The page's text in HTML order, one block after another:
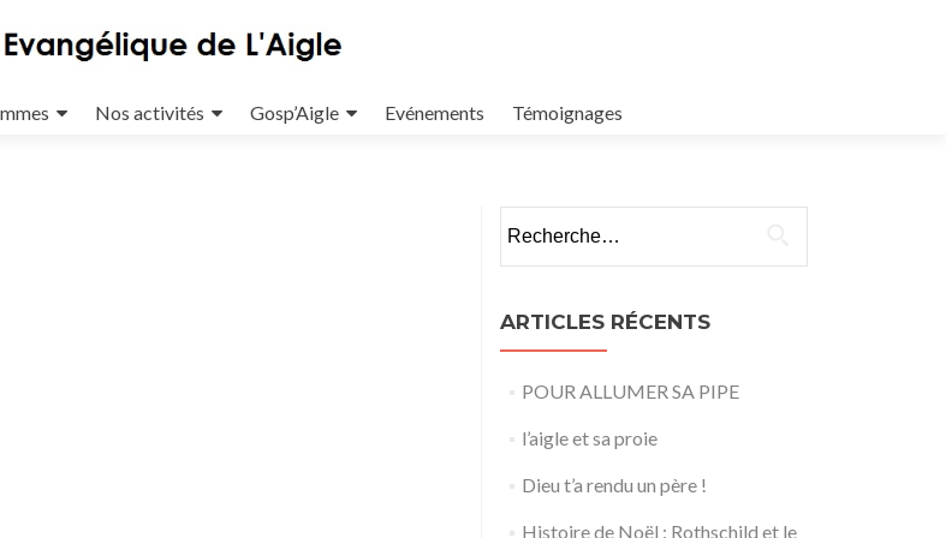
Nos activités Gosp’Aigle Evénements Témoignages
ARTICLES RÉCENTS
POUR ALLUMER SA PIPE
l’aigle et sa proie
Dieu t’a rendu un père !
Histoire de Noël : Rothschild et le